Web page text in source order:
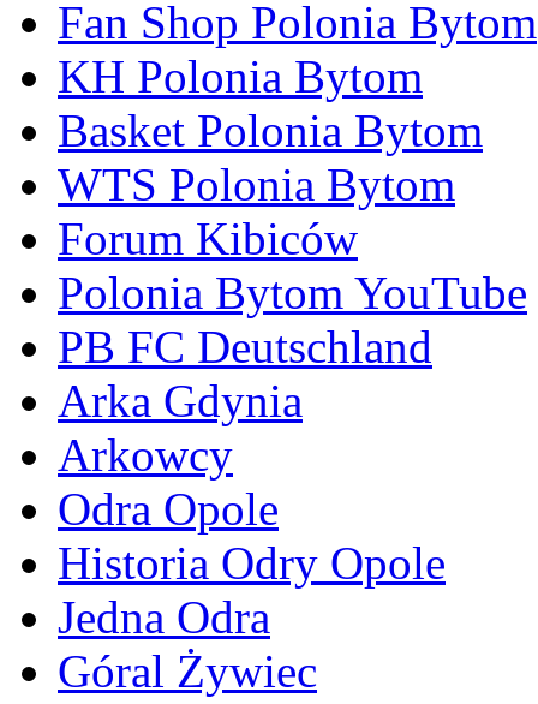
Fan Shop Polonia Bytom
KH Polonia Bytom
Basket Polonia Bytom
WTS Polonia Bytom
Forum Kibiców
Polonia Bytom YouTube
PB FC Deutschland
Arka Gdynia
Arkowcy
Odra Opole
Historia Odry Opole
Jedna Odra
Góral Żywiec